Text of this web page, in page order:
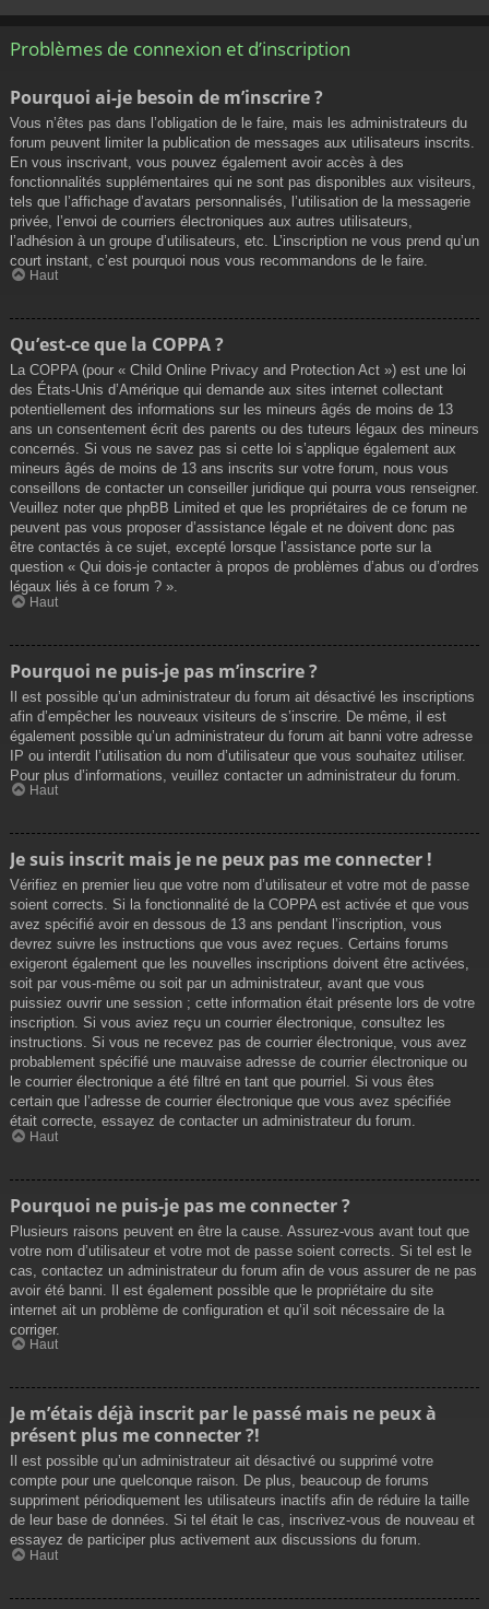
Problèmes de connexion et d’inscription
Pourquoi ai-je besoin de m’inscrire ?
Vous n’êtes pas dans l’obligation de le faire, mais les administrateurs du
forum peuvent limiter la publication de messages aux utilisateurs inscrits.
En vous inscrivant, vous pouvez également avoir accès à des
fonctionnalités supplémentaires qui ne sont pas disponibles aux visiteurs,
tels que l’affichage d’avatars personnalisés, l’utilisation de la messagerie
privée, l’envoi de courriers électroniques aux autres utilisateurs,
l’adhésion à un groupe d’utilisateurs, etc. L’inscription ne vous prend qu’un
court instant, c’est pourquoi nous vous recommandons de le faire.
Haut
Qu’est-ce que la COPPA ?
La COPPA (pour « Child Online Privacy and Protection Act ») est une loi
des États-Unis d’Amérique qui demande aux sites internet collectant
potentiellement des informations sur les mineurs âgés de moins de 13
ans un consentement écrit des parents ou des tuteurs légaux des mineurs
concernés. Si vous ne savez pas si cette loi s’applique également aux
mineurs âgés de moins de 13 ans inscrits sur votre forum, nous vous
conseillons de contacter un conseiller juridique qui pourra vous renseigner.
Veuillez noter que phpBB Limited et que les propriétaires de ce forum ne
peuvent pas vous proposer d’assistance légale et ne doivent donc pas
être contactés à ce sujet, excepté lorsque l’assistance porte sur la
question « Qui dois-je contacter à propos de problèmes d’abus ou d’ordres
légaux liés à ce forum ? ».
Haut
Pourquoi ne puis-je pas m’inscrire ?
Il est possible qu’un administrateur du forum ait désactivé les inscriptions
afin d’empêcher les nouveaux visiteurs de s’inscrire. De même, il est
également possible qu’un administrateur du forum ait banni votre adresse
IP ou interdit l’utilisation du nom d’utilisateur que vous souhaitez utiliser.
Pour plus d’informations, veuillez contacter un administrateur du forum.
Haut
Je suis inscrit mais je ne peux pas me connecter !
Vérifiez en premier lieu que votre nom d’utilisateur et votre mot de passe
soient corrects. Si la fonctionnalité de la COPPA est activée et que vous
avez spécifié avoir en dessous de 13 ans pendant l’inscription, vous
devrez suivre les instructions que vous avez reçues. Certains forums
exigeront également que les nouvelles inscriptions doivent être activées,
soit par vous-même ou soit par un administrateur, avant que vous
puissiez ouvrir une session ; cette information était présente lors de votre
inscription. Si vous aviez reçu un courrier électronique, consultez les
instructions. Si vous ne recevez pas de courrier électronique, vous avez
probablement spécifié une mauvaise adresse de courrier électronique ou
le courrier électronique a été filtré en tant que pourriel. Si vous êtes
certain que l’adresse de courrier électronique que vous avez spécifiée
était correcte, essayez de contacter un administrateur du forum.
Haut
Pourquoi ne puis-je pas me connecter ?
Plusieurs raisons peuvent en être la cause. Assurez-vous avant tout que
votre nom d’utilisateur et votre mot de passe soient corrects. Si tel est le
cas, contactez un administrateur du forum afin de vous assurer de ne pas
avoir été banni. Il est également possible que le propriétaire du site
internet ait un problème de configuration et qu’il soit nécessaire de la
corriger.
Haut
Je m’étais déjà inscrit par le passé mais ne peux à
présent plus me connecter ?!
Il est possible qu’un administrateur ait désactivé ou supprimé votre
compte pour une quelconque raison. De plus, beaucoup de forums
suppriment périodiquement les utilisateurs inactifs afin de réduire la taille
de leur base de données. Si tel était le cas, inscrivez-vous de nouveau et
essayez de participer plus activement aux discussions du forum.
Haut